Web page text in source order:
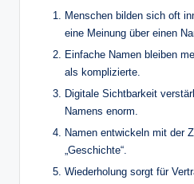
Menschen bilden sich oft
eine Meinung über einen
Einfache Namen bleiben
als komplizierte.
Digitale Sichtbarkeit
Namens enorm.
Namen entwickeln mit der
„Geschichte“.
Wiederholung sorgt für